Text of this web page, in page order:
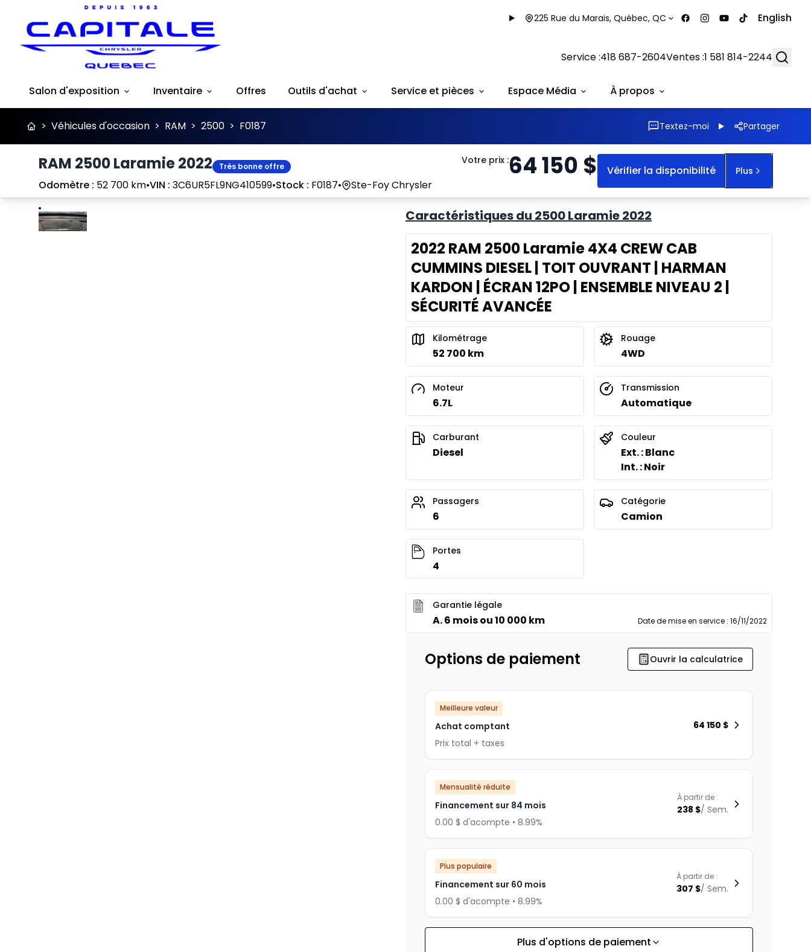
225 Rue du Marais, Québec, QC English
Service :418 687-2604Ventes :1 581 814-2244
Salon d'exposition Inventaire Offres Outils d'achat Service et pièces Espace Média À propos
> Véhicules d'occasion > RAM > 2500 > F0187 Textez-moi Partager
RAM 2500 Laramie 2022 Très bonne offre
Odomètre : 52 700 km•VIN : 3C6UR5FL9NG410599•Stock : F0187• Ste-Foy Chrysler
Votre prix :64 150 $ Vérifier la disponibilité Plus
ArrêterPrécédent
Suivant
Caractéristiques du 2500 Laramie 2022
2022 RAM 2500 Laramie 4X4 CREW CAB
CUMMINS DIESEL | TOIT OUVRANT | HARMAN
KARDON | ÉCRAN 12PO | ENSEMBLE NIVEAU 2 |
SÉCURITÉ AVANCÉE
Kilométrage
52 700 km
Rouage
4WD
Moteur
6.7L
Transmission
Automatique
Carburant
Diesel
Couleur
Ext. : Blanc
Int. : Noir
Passagers
6
Catégorie
Camion
Portes
4
Garantie légale
A. 6 mois ou 10 000 km Date de mise en service : 16/11/2022
Options de paiement Ouvrir la calculatrice
Meilleure valeur
Achat comptant
Prix total + taxes
64 150 $
Mensualité réduite
Financement sur 84 mois
0.00 $ d'acompte • 8.99%
À partir de :
238 $/ Sem.
Plus populaire
Financement sur 60 mois
0.00 $ d'acompte • 8.99%
À partir de :
307 $/ Sem.
Financement sur 72 moisPlus d'options de paiement